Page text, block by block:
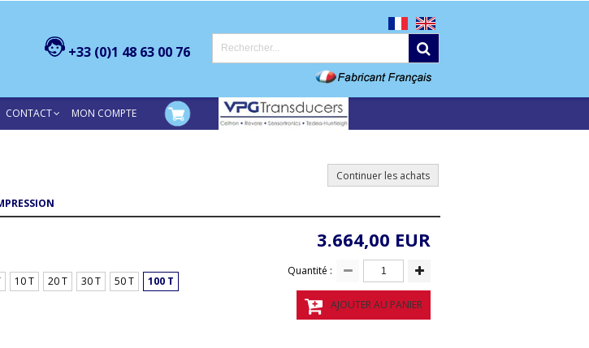
+33 (0)1 48 63 00 76
CONTACT MON COMPTE
Continuer les achats
10 T 20 T 30 T 50 T 100 T
3.664,00 EUR
Quantité :
AJOUTER AU PANIER